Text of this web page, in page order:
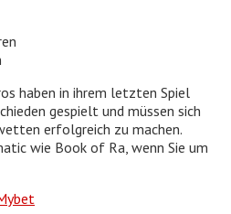
haben in ihrem letzten Spiel
gespielt und müssen sich
erfolgreich zu machen.
wie Book of Ra, wenn Sie um